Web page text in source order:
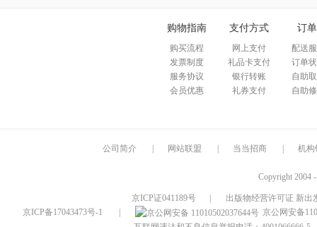
购物指南
购买流程
发票制度
服务协议
会员优惠
支付方式
网上支付
礼品卡支付
银行转账
礼券支付
订
配送
订单
自助
自助
公司简介 网站联盟 当当招商 机构
Copyright 2004
京ICP证041189号
出版物经营许可证 新出
京ICP备17043473号-1
京公网安备